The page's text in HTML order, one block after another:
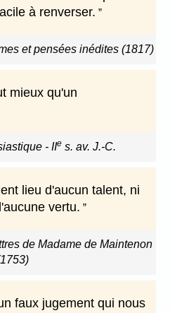
à renverser.
et pensées inédites (1817)
mieux qu'un
- IIes. av. J.-C.
lieu d'aucun talent, ni
vertu.
de Madame de Maintenon
faux jugement qui nous